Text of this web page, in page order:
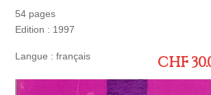
54 pages
Edition : 1997
Langue : français CHF